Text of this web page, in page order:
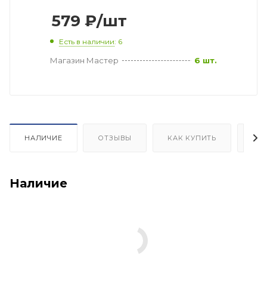
579 ₽/шт
Есть в наличии: 6
Магазин Мастер 6 шт.
НАЛИЧИЕ ОТЗЫВЫ КАК КУПИТЬ
Наличие